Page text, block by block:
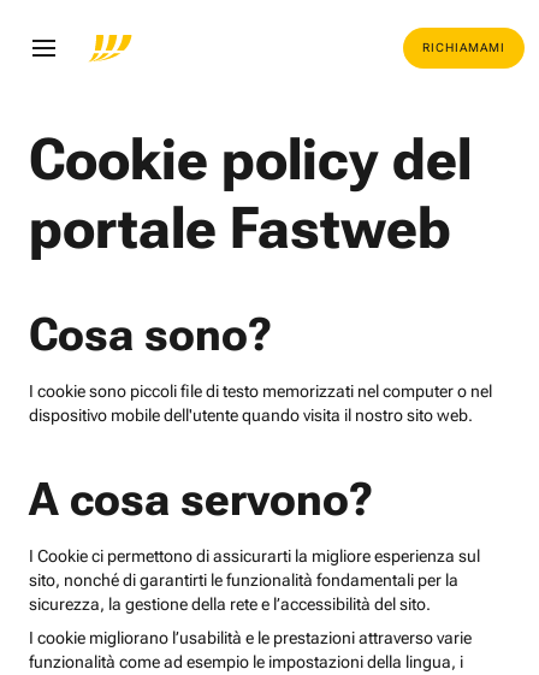
RICHIAMAMI
Cookie policy del
portale Fastweb
Cosa sono?
I cookie sono piccoli file di testo memorizzati nel computer o nel
dispositivo mobile dell'utente quando visita il nostro sito web.
A cosa servono?
I Cookie ci permettono di assicurarti la migliore esperienza sul
sito, nonché di garantirti le funzionalità fondamentali per la
sicurezza, la gestione della rete e l’accessibilità del sito.
I cookie migliorano l’usabilità e le prestazioni attraverso varie
funzionalità come ad esempio le impostazioni della lingua, i